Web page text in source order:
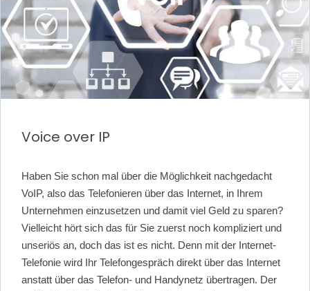
Voice over IP
Haben Sie schon mal über die Möglichkeit nachgedacht
VoIP, also das Telefonieren über das Internet, in Ihrem
Unternehmen einzusetzen und damit viel Geld zu sparen?
Vielleicht hört sich das für Sie zuerst noch kompliziert und
unseriös an, doch das ist es nicht. Denn mit der Internet-
Telefonie wird Ihr Telefongespräch direkt über das Internet
anstatt über das Telefon- und Handynetz übertragen. Der